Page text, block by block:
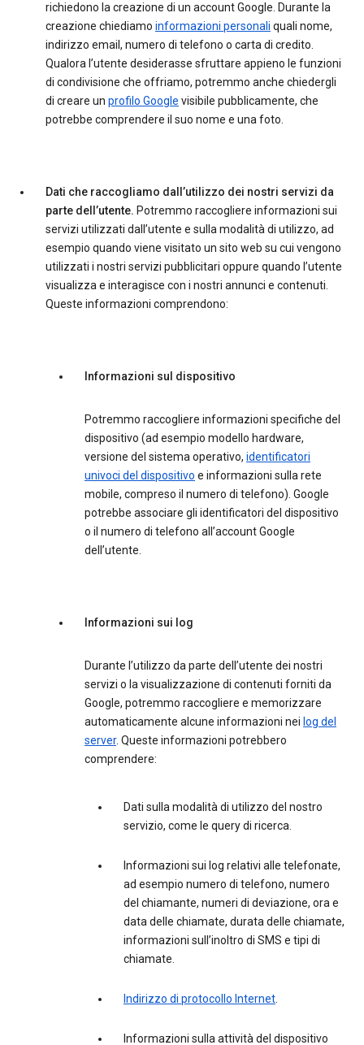
richiedono la creazione di un account Google. Durante la
creazione chiediamo informazioni personali quali nome,
indirizzo email, numero di telefono o carta di credito.
Qualora l’utente desiderasse sfruttare appieno le funzioni
di condivisione che offriamo, potremmo anche chiedergli
di creare un profilo Google visibile pubblicamente, che
potrebbe comprendere il suo nome e una foto.
Dati che raccogliamo dall’utilizzo dei nostri servizi da
parte dell’utente. Potremmo raccogliere informazioni sui
servizi utilizzati dall’utente e sulla modalità di utilizzo, ad
esempio quando viene visitato un sito web su cui vengono
utilizzati i nostri servizi pubblicitari oppure quando l’utente
visualizza e interagisce con i nostri annunci e contenuti.
Queste informazioni comprendono:
Informazioni sul dispositivo
Potremmo raccogliere informazioni specifiche del
dispositivo (ad esempio modello hardware,
versione del sistema operativo, identificatori
univoci del dispositivo e informazioni sulla rete
mobile, compreso il numero di telefono). Google
potrebbe associare gli identificatori del dispositivo
o il numero di telefono all’account Google
dell’utente.
Informazioni sui log
Durante l’utilizzo da parte dell’utente dei nostri
servizi o la visualizzazione di contenuti forniti da
Google, potremmo raccogliere e memorizzare
automaticamente alcune informazioni nei log del
server. Queste informazioni potrebbero
comprendere:
Dati sulla modalità di utilizzo del nostro
servizio, come le query di ricerca.
Informazioni sui log relativi alle telefonate,
ad esempio numero di telefono, numero
del chiamante, numeri di deviazione, ora e
data delle chiamate, durata delle chiamate,
informazioni sull’inoltro di SMS e tipi di
chiamate.
Indirizzo di protocollo Internet.
Informazioni sulla attività del dispositivo